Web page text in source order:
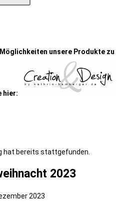
unsere Produkte zu
hier:
hat bereits stattgefunden.
2023
2023